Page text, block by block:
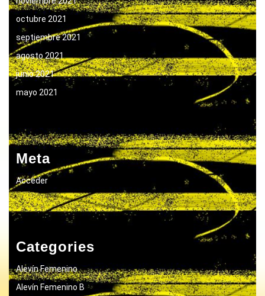
octubre 2021
septiembre 2021
agosto 2021
junio 2021
mayo 2021
Meta
Acceder
Categories
Alevín Femenino
Alevín Femenino B